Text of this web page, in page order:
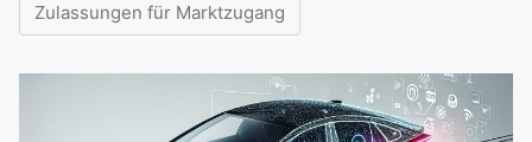
Zulassungen für Marktzugang